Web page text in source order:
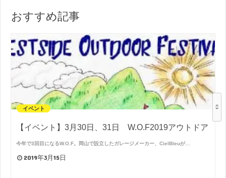
おすすめ記事
イベント
【イベント】3月30日、31日 W.O.F2019アウトドア
今年で3回目になるW.O.F。岡山で設立したガレージメーカー、CielBleuが…
2019年3月15日